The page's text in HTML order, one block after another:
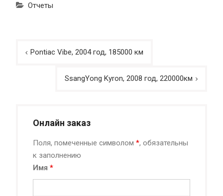
Отчеты
Навигация
Pontiac Vibe, 2004 год, 185000 км
SsangYong Kyron, 2008 год, 220000км
Онлайн заказ
Поля, помеченные символом *, обязательны
к заполнению
Имя *